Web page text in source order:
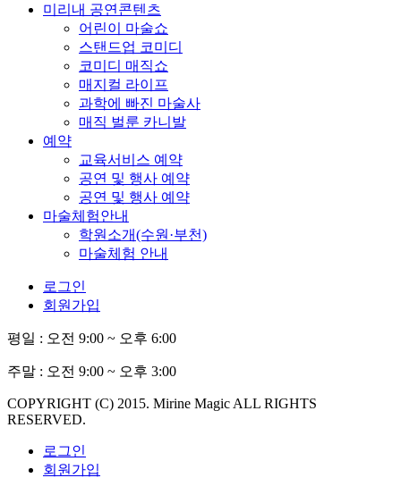
미리내 공연콘텐츠
어린이 마술쇼
스탠드업 코미디
코미디 매직쇼
매지컬 라이프
과학에 빠진 마술사
매직 벌룬 카니발
예약
교육서비스 예약
공연 및 행사 예약
공연 및 행사 예약
마술체험안내
학원소개(수원·부천)
마술체험 안내
로그인
회원가입
평일 : 오전 9:00 ~ 오후 6:00
주말 : 오전 9:00 ~ 오후 3:00
COPYRIGHT (C) 2015. Mirine Magic ALL RIGHTS
RESERVED.
로그인
회원가입